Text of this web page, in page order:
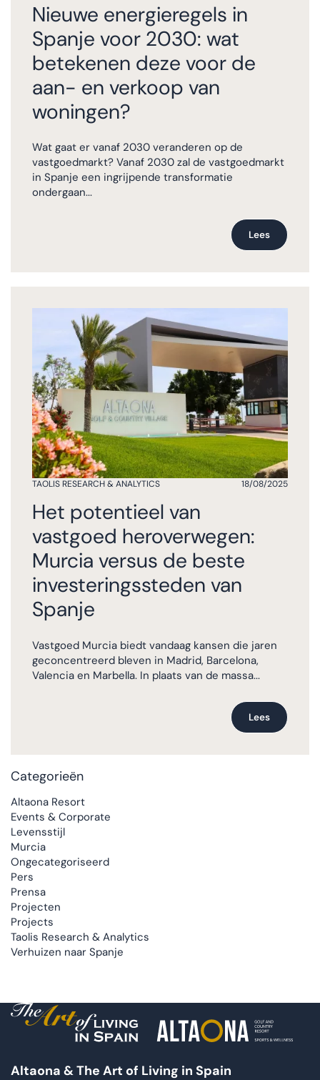
Nieuwe energieregels in
Spanje voor 2030: wat
betekenen deze voor de
aan- en verkoop van
woningen?
Wat gaat er vanaf 2030 veranderen op de
vastgoedmarkt? Vanaf 2030 zal de vastgoedmarkt
in Spanje een ingrijpende transformatie
ondergaan...
Lees
TAOLIS RESEARCH & ANALYTICS 18/08/2025
Het potentieel van
vastgoed heroverwegen:
Murcia versus de beste
investeringssteden van
Spanje
Vastgoed Murcia biedt vandaag kansen die jaren
geconcentreerd bleven in Madrid, Barcelona,
Valencia en Marbella. In plaats van de massa...
Lees
Categorieën
Altaona Resort
Events & Corporate
Levensstijl
Murcia
Ongecategoriseerd
Pers
Prensa
Projecten
Projects
Taolis Research & Analytics
Verhuizen naar Spanje
Altaona & The Art of Living in Spain